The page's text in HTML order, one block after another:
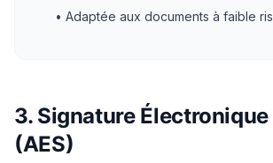
• Adaptée aux documents à faible
3. Signature
(AES)